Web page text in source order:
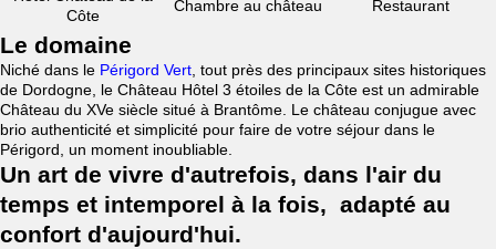
Côte
Chambre au château Restaurant
Le domaine
Niché dans le Périgord Vert , tout près des principaux sites historiques
de Dordogne, le Château Hôtel 3 étoiles de la Côte est un admirable
Château du XVe siècle situé à Brantôme. Le château conjugue avec
brio authenticité et simplicité pour faire de votre séjour dans le
Périgord, un moment inoubliable.
Un art de vivre d'autrefois, dans l'air du
temps et intemporel à la fois, adapté au
confort d'aujourd'hui.